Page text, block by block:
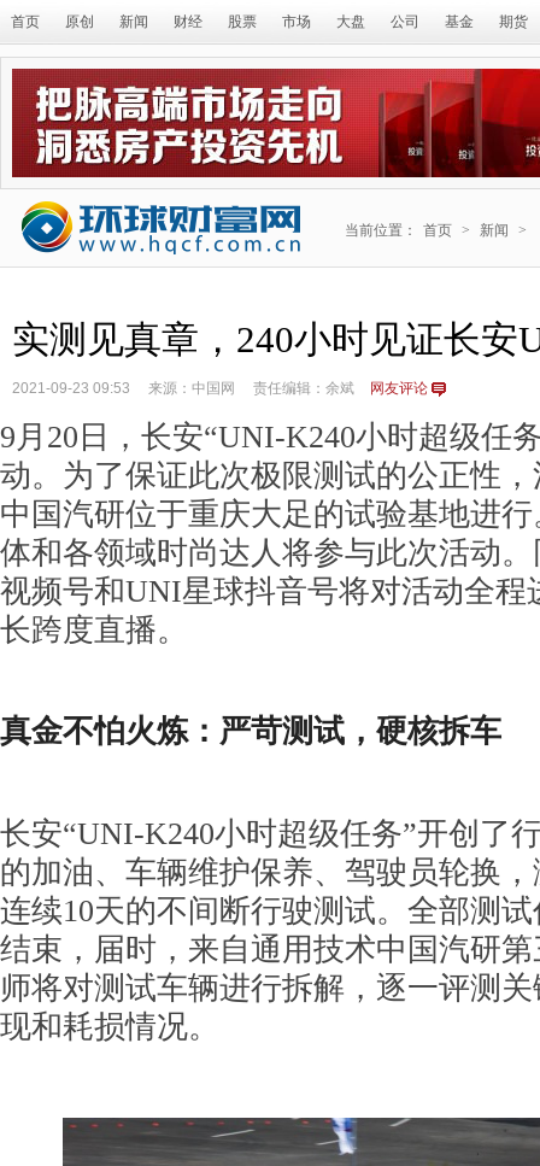
首页 原创 新闻 财经 股票 市场 大盘 公司 基金 期货
当前位置： 首页 > 新闻 >
实测见真章，240小时见证长安
2021-09-23 09:53 来源：中国网 责任编辑：余斌 网友评论
9月20日，长安“UNI-K240小时超级任
动。为了保证此次极限测试的公正性
中国汽研位于重庆大足的试验基地进
体和各领域时尚达人将参与此次活动
视频号和UNI星球抖音号将对活动全程
长跨度直播。
真金不怕火炼：严苛测试，硬核拆车
长安“UNI-K240小时超级任务”开创了
的加油、车辆维护保养、驾驶员轮换
连续10天的不间断行驶测试。全部测
结束，届时，来自通用技术中国汽研
师将对测试车辆进行拆解，逐一评测
现和耗损情况。